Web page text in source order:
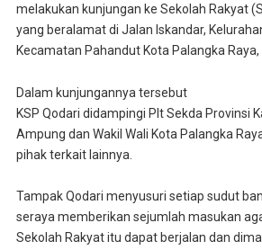
melakukan kunjungan ke Sekolah Rakyat
yang beralamat di Jalan Iskandar,
Kecamatan Pahandut Kota Palangka
Dalam kunjungannya tersebut
KSP Qodari didampingi Plt Sekda Provinsi
Ampung dan Wakil Wali Kota Palangka
pihak terkait lainnya.
Tampak Qodari menyusuri setiap sudut
seraya memberikan sejumlah masukan
Sekolah Rakyat itu dapat berjalan dan